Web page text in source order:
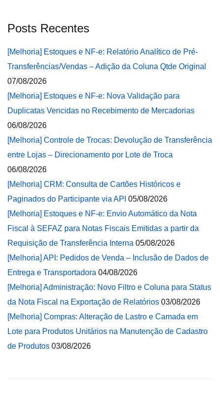
Posts Recentes
[Melhoria] Estoques e NF-e: Relatório Analítico de Pré-
Transferências/Vendas – Adição da Coluna Qtde Original
07/08/2026
[Melhoria] Estoques e NF-e: Nova Validação para
Duplicatas Vencidas no Recebimento de Mercadorias
06/08/2026
[Melhoria] Controle de Trocas: Devolução de Transferência
entre Lojas – Direcionamento por Lote de Troca
06/08/2026
[Melhoria] CRM: Consulta de Cartões Históricos e
Paginados do Participante via API 05/08/2026
[Melhoria] Estoques e NF-e: Envio Automático da Nota
Fiscal à SEFAZ para Notas Fiscais Emitidas a partir da
Requisição de Transferência Interna 05/08/2026
[Melhoria] API: Pedidos de Venda – Inclusão de Dados de
Entrega e Transportadora 04/08/2026
[Melhoria] Administração: Novo Filtro e Coluna para Status
da Nota Fiscal na Exportação de Relatórios 03/08/2026
[Melhoria] Compras: Alteração de Lastro e Camada em
Lote para Produtos Unitários na Manutenção de Cadastro
de Produtos 03/08/2026